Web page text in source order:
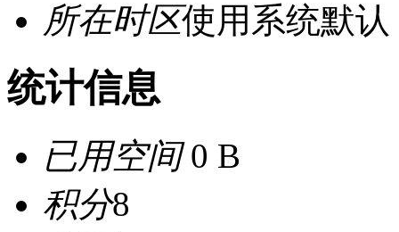
所在时区使用系统默认
统计信息
已用空间0 B
积分8